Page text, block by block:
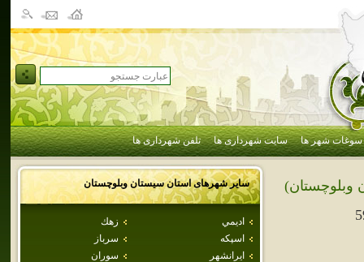
سوغات شهر ها سایت شهرداری ها تلفن شهرداری ها
سایر شهرهای استانسيستان وبلوچستان
اديمي
زهك
اسپكه
سرباز
ايرانشهر
سوران
وبلوچستان)